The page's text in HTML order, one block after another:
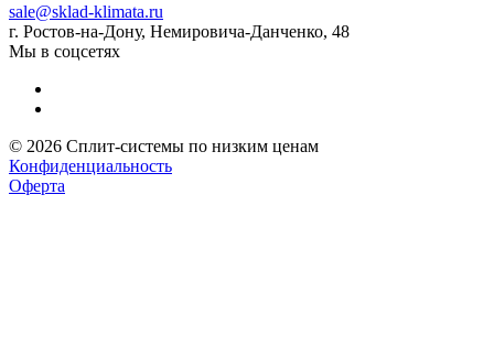
sale@sklad-klimata.ru
г. Ростов-на-Дону, Немировича-Данченко, 48
Мы в соцсетях
© 2026 Сплит-системы по низким ценам
Конфиденциальность
Оферта